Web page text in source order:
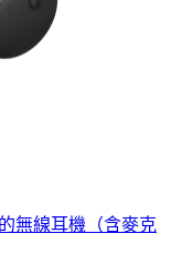
無線耳機（含麥克